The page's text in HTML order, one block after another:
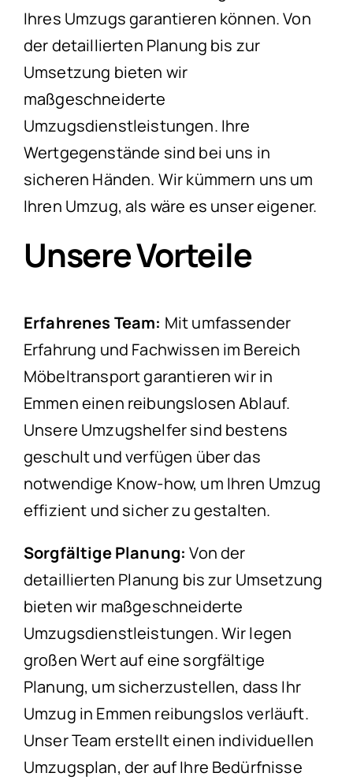
Ihres Umzugs garantieren können. Von
der detaillierten Planung bis zur
Umsetzung bieten wir
maßgeschneiderte
Umzugsdienstleistungen. Ihre
Wertgegenstände sind bei uns in
sicheren Händen. Wir kümmern uns um
Ihren Umzug, als wäre es unser eigener.
Unsere Vorteile
Erfahrenes Team: Mit umfassender
Erfahrung und Fachwissen im Bereich
Möbeltransport garantieren wir in
Emmen einen reibungslosen Ablauf.
Unsere Umzugshelfer sind bestens
geschult und verfügen über das
notwendige Know-how, um Ihren Umzug
effizient und sicher zu gestalten.
Sorgfältige Planung: Von der
detaillierten Planung bis zur Umsetzung
bieten wir maßgeschneiderte
Umzugsdienstleistungen. Wir legen
großen Wert auf eine sorgfältige
Planung, um sicherzustellen, dass Ihr
Umzug in Emmen reibungslos verläuft.
Unser Team erstellt einen individuellen
Umzugsplan, der auf Ihre Bedürfnisse